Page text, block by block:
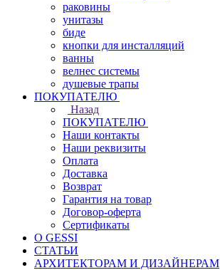
раковины
унитазы
биде
кнопки для инсталляций
ванны
велнес системы
душевые трапы
ПОКУПАТЕЛЮ
Назад
ПОКУПАТЕЛЮ
Наши контакты
Наши реквизиты
Оплата
Доставка
Возврат
Гарантия на товар
Договор-оферта
Сертификаты
О GESSI
СТАТЬИ
АРХИТЕКТОРАМ И ДИЗАЙНЕРАМ